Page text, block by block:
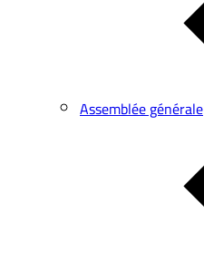
Assemblée générale